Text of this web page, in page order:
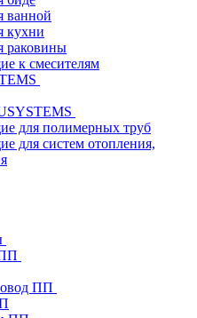
ванной
кухни
раковины
к смесителям
для полимерных труб
для систем отопления,
ПП